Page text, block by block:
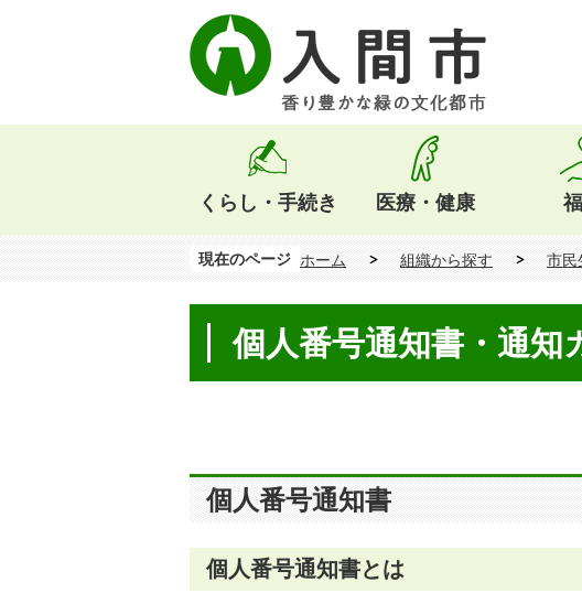
くらし・手続き 医療・健康
現在のページ ホーム 組織から探す 市民
個人番号通知書・通知
個人番号通知書
個人番号通知書とは